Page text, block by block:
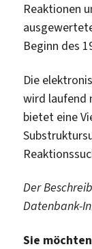
Reaktionen
Beginn des
Die
wird laufend
bietet eine
Der
Datenbank-
Sie